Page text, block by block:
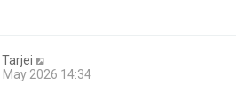
Tarjei
May 2026 14:34